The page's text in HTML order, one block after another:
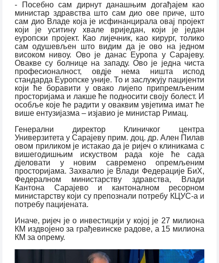
- Посебно сам дирнут данашњим догађајем као
министар здравства што сам дио ове приче, што
сам дио Владе која је исфинанцирала овај пројект
који је уситину хвале вриједан, који је један
еуропски пројект. Као лијечник, као кирург, толико
сам одушевљен што видим да је ово на једном
високом нивоу. Ово је данас Еуропа у Сарајеву.
Овакве су болнице на западу. Ово је једна чиста
професионалност, овдје нема ништа испод
стандарда Еуропске уније. То и заслужују пацијенти
који ће боравити у овако лијепо припремљеним
просторијама и лакше ће подносити своју болест. И
особље које ће радити у оваквим увјетима имат ће
више ентузијазма – изјавио је министар Римац.
Генерални директор Клиничког центра
Универзитета у Сарајеву прим. доц. др. Ален Пилав
овом приликом је истакао да је ријеч о клиникама с
вишегодишњим искуством рада које ће сада
дјеловати у новим савремено опремљеним
просторијама. Захвалио је Влади Федерације БиХ,
Федералном министарству здравства, Влади
Кантона Сарајево и кантоналном ресорном
министарству који су препознали потребу КЦУС-а и
потребу пацијената.
Иначе, ријеч је о инвестицији у којој је 27 милиона
КМ издвојено за грађевинске радове, а 15 милиона
КМ за опрему.